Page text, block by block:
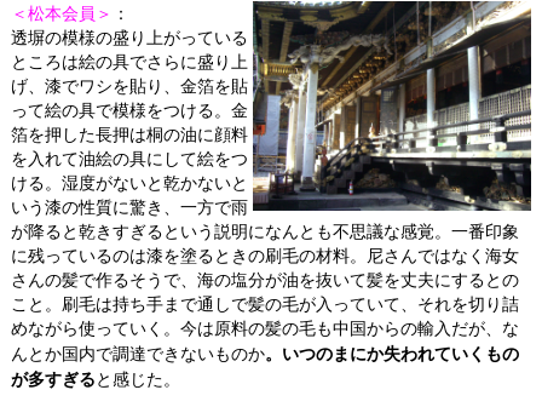
＜松本会員＞ ：
透塀の模様の盛り上がっている
ところは絵の具でさらに盛り上
げ、漆でワシを貼り、金箔を貼
って絵の具で模様をつける。金
箔を押した長押は桐の油に顔料
を入れて油絵の具にして絵をつ
ける。湿度がないと乾かないと
いう漆の性質に驚き、一方で雨
が降ると乾きすぎるという説明になんとも不思議な感覚。一番印象
に残っているのは漆を塗るときの刷毛の材料。尼さんではなく海女
さんの髪で作るそうで、海の塩分が油を抜いて髪を丈夫にするとの
こと。刷毛は持ち手まで通しで髪の毛が入っていて、それを切り詰
めながら使っていく。今は原料の髪の毛も中国からの輸入だが、な
んとか国内で調達できないものか。いつのまにか失われていくもの
が多すぎると感じた。